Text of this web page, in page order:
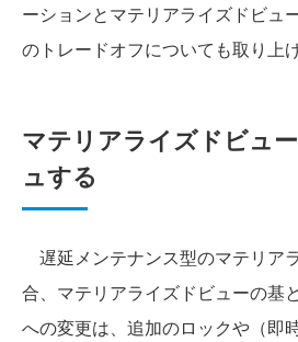
ーションとマテリアライズドビュ
のトレードオフについても取り上
マテリアライズドビュ
ュする
遅延メンテナンス型のマテリア
合、マテリアライズドビューの基
への変更は、追加のロックや（即